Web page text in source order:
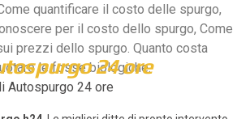
quantificare il costo delle spurgo,
per il costo dello spurgo, Come
prezzi dello spurgo. Quanto costa
le fosse biologiche.
24 ore
Autospurgo 24 ore